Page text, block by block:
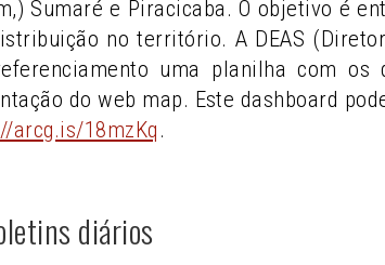
Sumaré e Piracicaba. O objetivo é
no território. A DEAS
uma planilha com
do web map. Este dashboard
arcg.is/18mzKq .
diários